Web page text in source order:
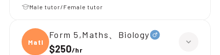
Male tutor/Female tutor
Maths
Form 5,Maths、Biology
$250/hr